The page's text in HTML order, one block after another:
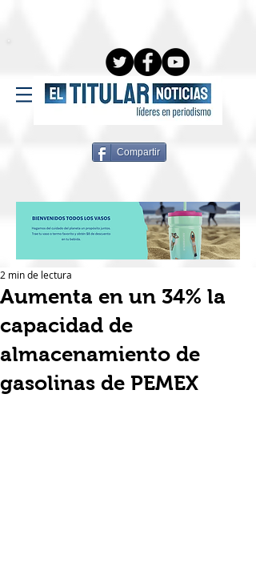
Compartir
Aumenta en un 34% la
capacidad de
almacenamiento de
gasolinas de PEMEX
2 min de lectura